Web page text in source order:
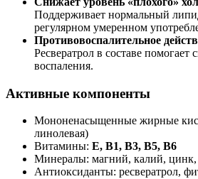
Поддерживает нормальный
регулярном умеренном
Противовоспалительное
Ресвератрол в составе помогает
воспаления.
Активные компоненты
Мононенасыщенные жирные
линолевая)
Витамины: E, B1, B3, B5, B6
Минералы: магний, калий,
Антиоксиданты: ресвератрол,